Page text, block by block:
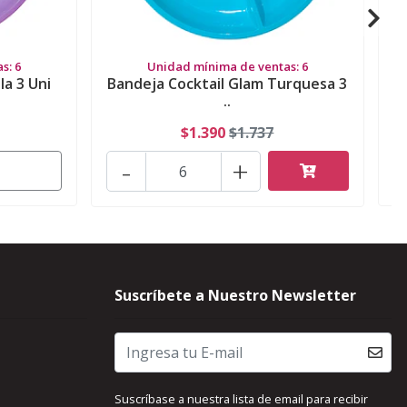
6
3 Uni
Unidad mínima de ventas: 6
Bandeja Cocktail Glam Turquesa 3
..
$1.390$1.737
+
-
Suscríbete a Nuestro Newsletter
Suscríbase a nuestra lista de email para recibir